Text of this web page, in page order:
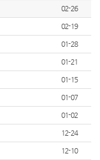
02-26
02-19
01-28
01-21
01-15
01-07
01-02
12-24
12-10